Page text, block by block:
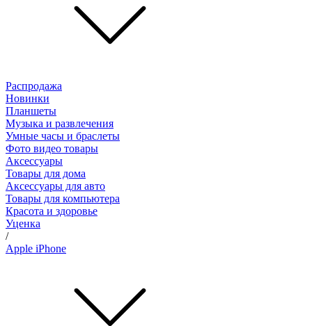
Распродажа
Новинки
Планшеты
Музыка и развлечения
Умные часы и браслеты
Фото видео товары
Аксессуары
Товары для дома
Аксессуары для авто
Товары для компьютера
Красота и здоровье
Уценка
/
Apple iPhone